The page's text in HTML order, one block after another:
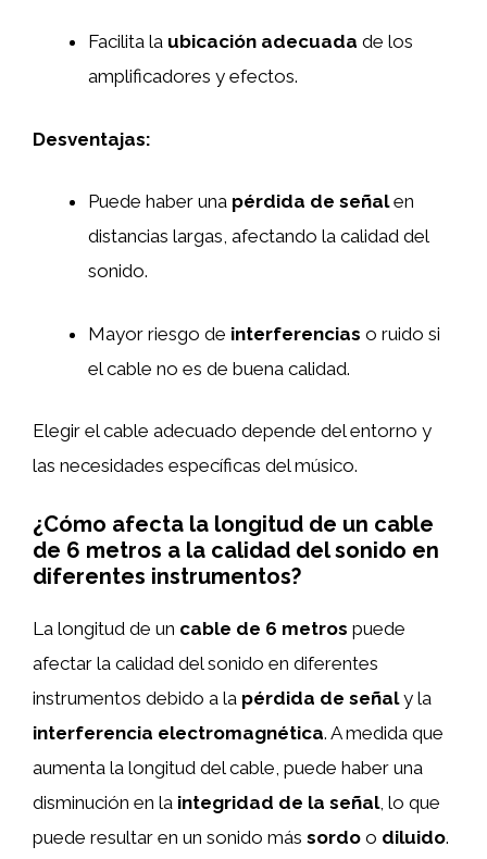
Facilita la ubicación adecuada de los
amplificadores y efectos.
Desventajas:
Puede haber una pérdida de señalen
distancias largas, afectando la calidad del
sonido.
Mayor riesgo de interferencias o ruido si
el cable no es de buena calidad.
Elegir el cable adecuado depende del entorno y
las necesidades específicas del músico.
¿Cómo afecta la longitud de un cable
de 6 metros a la calidad del sonido en
diferentes instrumentos?
La longitud de un cable de 6 metros puede
afectar la calidad del sonido en diferentes
instrumentos debido a la pérdida de señaly la
interferencia electromagnética. A medida que
aumenta la longitud del cable, puede haber una
disminución en la integridad de la señal, lo que
puede resultar en un sonido más sordo o diluido.